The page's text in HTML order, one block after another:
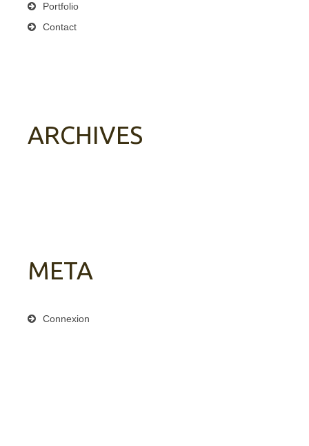
Portfolio
Contact
ARCHIVES
META
Connexion